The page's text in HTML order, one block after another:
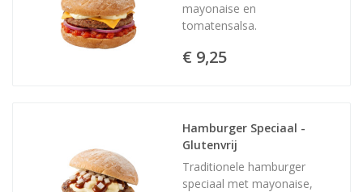
mayonaise en
tomatensalsa.
€ 9,25
Hamburger Speciaal -
Glutenvrij
Traditionele hamburger
speciaal met mayonaise,